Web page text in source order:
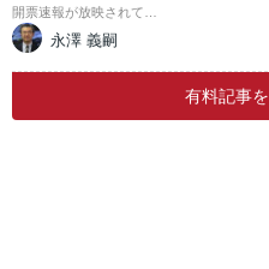
開票速報が放映されて…
永澤 義嗣
有料記事